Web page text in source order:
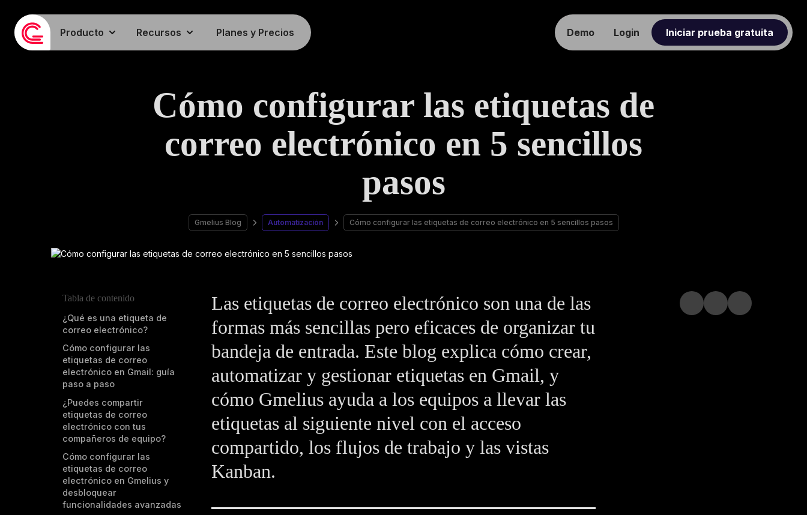
Producto Recursos Planes y Precios Demo Login Iniciar prueba gratuita
Cómo configurar las etiquetas de
correo electrónico en 5 sencillos
pasos
Gmelius Blog Automatización Cómo configurar las etiquetas de correo electrónico en 5 sencillos pasos
Tabla de contenido
¿Qué es una etiqueta de
correo electrónico?
Cómo configurar las
etiquetas de correo
electrónico en Gmail: guía
paso a paso
¿Puedes compartir
etiquetas de correo
electrónico con tus
compañeros de equipo?
Cómo configurar las
etiquetas de correo
electrónico en Gmelius y
desbloquear
funcionalidades avanzadas
Las etiquetas de correo electrónico son una de las
formas más sencillas pero eficaces de organizar tu
bandeja de entrada. Este blog explica cómo crear,
automatizar y gestionar etiquetas en Gmail, y
cómo Gmelius ayuda a los equipos a llevar las
etiquetas al siguiente nivel con el acceso
compartido, los flujos de trabajo y las vistas
Kanban.